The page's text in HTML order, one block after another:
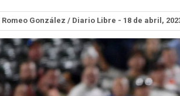
Romeo González / Diario Libre - 18 de abril,